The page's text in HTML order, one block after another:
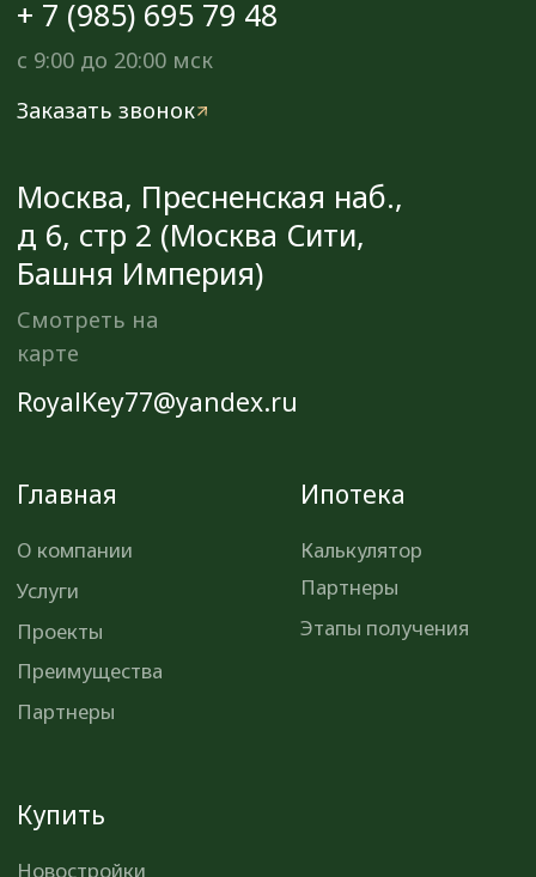
Продать
Для соискателей
Разработка сайта
©️ 2026, ООО «Роял-Кей»
Политика конфиденциальности